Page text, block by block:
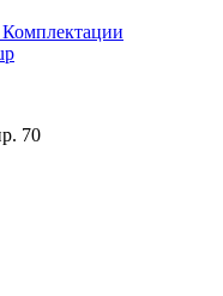
70